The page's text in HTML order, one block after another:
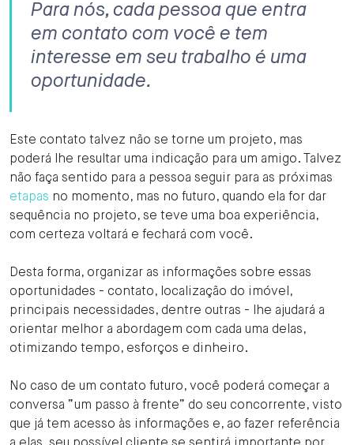
Para nós, cada pessoa que entra
em contato com você e tem
interesse em seu trabalho é uma
oportunidade.
Este contato talvez não se torne um projeto, mas
poderá lhe resultar uma indicação para um amigo. Talvez
não faça sentido para a pessoa seguir para as próximas
etapas no momento, mas no futuro, quando ela for dar
sequência no projeto, se teve uma boa experiência,
com certeza voltará e fechará com você.
Desta forma, organizar as informações sobre essas
oportunidades - contato, localização do imóvel,
principais necessidades, dentre outras - lhe ajudará a
orientar melhor a abordagem com cada uma delas,
otimizando tempo, esforços e dinheiro.
No caso de um contato futuro, você poderá começar a
conversa “um passo à frente” do seu concorrente, visto
que já tem acesso às informações e, ao fazer referência